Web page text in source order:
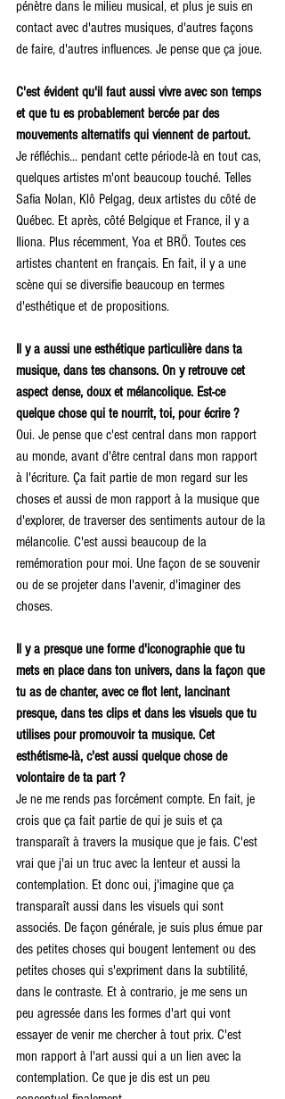
pénètre dans le milieu musical, et plus je suis en
contact avec d'autres musiques, d'autres façons
de faire, d'autres influences. Je pense que ça joue.
C'est évident qu'il faut aussi vivre avec son temps
et que tu es probablement bercée par des
mouvements alternatifs qui viennent de partout.
Je réfléchis... pendant cette période-là en tout cas,
quelques artistes m'ont beaucoup touché. Telles
Safia Nolan, Klô Pelgag, deux artistes du côté de
Québec. Et après, côté Belgique et France, il y a
Iliona. Plus récemment, Yoa et BRÖ. Toutes ces
artistes chantent en français. En fait, il y a une
scène qui se diversifie beaucoup en termes
d'esthétique et de propositions.
Il y a aussi une esthétique particulière dans ta
musique, dans tes chansons. On y retrouve cet
aspect dense, doux et mélancolique. Est-ce
quelque chose qui te nourrit, toi, pour écrire ?
Oui. Je pense que c'est central dans mon rapport
au monde, avant d'être central dans mon rapport
à l'écriture. Ça fait partie de mon regard sur les
choses et aussi de mon rapport à la musique que
d'explorer, de traverser des sentiments autour de la
mélancolie. C'est aussi beaucoup de la
remémoration pour moi. Une façon de se souvenir
ou de se projeter dans l'avenir, d'imaginer des
choses.
Il y a presque une forme d'iconographie que tu
mets en place dans ton univers, dans la façon que
tu as de chanter, avec ce flot lent, lancinant
presque, dans tes clips et dans les visuels que tu
utilises pour promouvoir ta musique. Cet
esthétisme-là, c'est aussi quelque chose de
volontaire de ta part ?
Je ne me rends pas forcément compte. En fait, je
crois que ça fait partie de qui je suis et ça
transparaît à travers la musique que je fais. C'est
vrai que j'ai un truc avec la lenteur et aussi la
contemplation. Et donc oui, j'imagine que ça
transparaît aussi dans les visuels qui sont
associés. De façon générale, je suis plus émue par
des petites choses qui bougent lentement ou des
petites choses qui s'expriment dans la subtilité,
dans le contraste. Et à contrario, je me sens un
peu agressée dans les formes d'art qui vont
essayer de venir me chercher à tout prix. C'est
mon rapport à l'art aussi qui a un lien avec la
contemplation. Ce que je dis est un peu